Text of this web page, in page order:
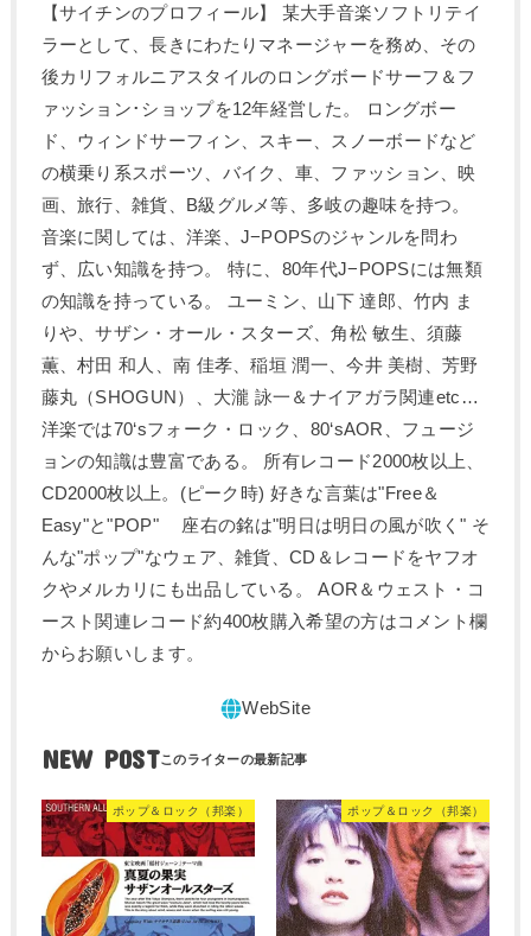
【サイチンのプロフィール】 某大手音楽ソフトリテイ
ラーとして、長きにわたりマネージャーを務め、その
後カリフォルニアスタイルのロングボードサーフ＆フ
ァッション･ショップを12年経営した。 ロングボー
ド、ウィンドサーフィン、スキー、スノーボードなど
の横乗り系スポーツ、バイク、車、ファッション、映
画、旅行、雑貨、B級グルメ等、多岐の趣味を持つ。
音楽に関しては、洋楽、J−POPSのジャンルを問わ
ず、広い知識を持つ。 特に、80年代J−POPSには無類
の知識を持っている。 ユーミン、山下 達郎、竹内 ま
りや、サザン・オール・スターズ、角松 敏生、須藤
薫、村田 和人、南 佳孝、稲垣 潤一、今井 美樹、芳野
藤丸（SHOGUN）、大瀧 詠一＆ナイアガラ関連etc…
洋楽では70‘sフォーク・ロック、80‘sAOR、フュージ
ョンの知識は豊富である。 所有レコード2000枚以上、
CD2000枚以上。(ピーク時) 好きな言葉は"Free＆
Easy"と"POP" 座右の銘は"明日は明日の風が吹く" そ
んな"ポップ"なウェア、雑貨、CD＆レコードをヤフオ
クやメルカリにも出品している。 AOR＆ウェスト・コ
ースト関連レコード約400枚購入希望の方はコメント欄
からお願いします。
NEW POST
ポップ＆ロック（邦楽） ポップ＆ロック（邦楽）